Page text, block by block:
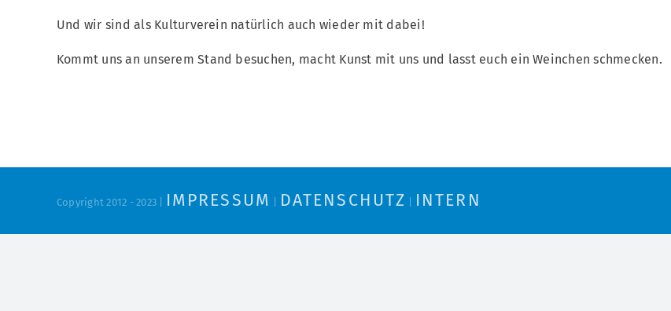
Und wir sind als Kulturverein natürlich auch wieder mit dabei!
Kommt uns an unserem Stand besuchen, macht Kunst mit uns und lasst euch ein Weinchen schmecken.
Copyright 2012 - 2023 | IMPRESSUM DATENSCHUTZ INTERN